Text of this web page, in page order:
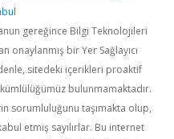
gereğince Bilgi Teknolojileri
onaylanmış bir Yer Sağlayıcı
sitedeki içerikleri proaktif
bulunmamaktadır.
sorumluluğunu taşımakta olup,
etmiş sayılırlar. Bu internet